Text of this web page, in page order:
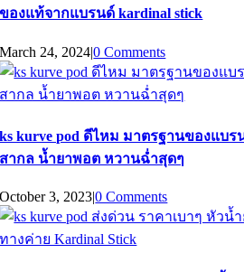
ของแท้จากแบรนด์ kardinal stick
March 24, 2024|0 Comments
ks kurve pod ดีไหม มาตรฐานของแบร
สากล น้ำยาพอต หวานฉ่ำสุดๆ
October 3, 2023|0 Comments